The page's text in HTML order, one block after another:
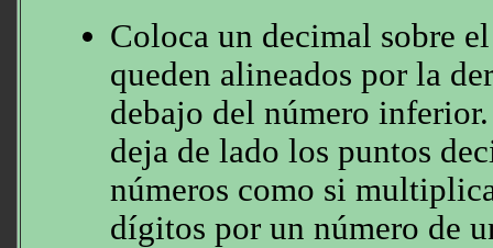
Coloca un decimal sobre
queden alineados por la
debajo del número
deja de lado los puntos
números como si
dígitos por un número de